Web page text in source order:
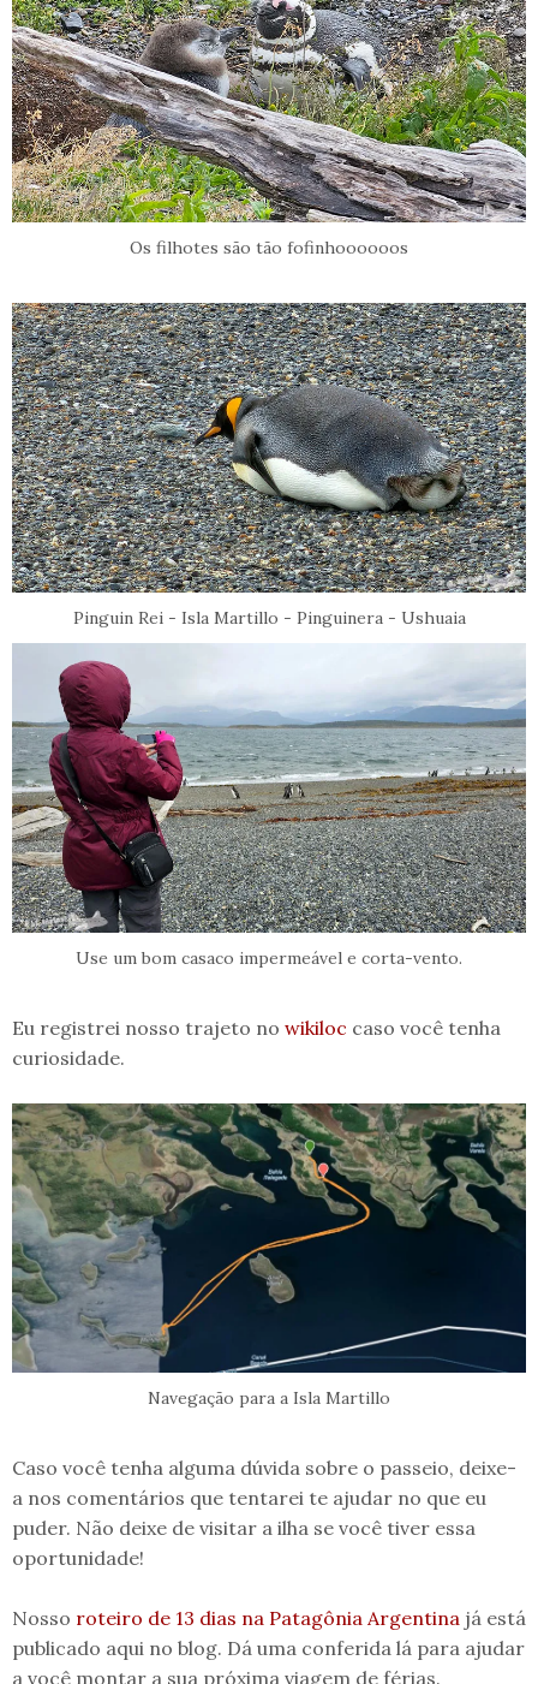
Os filhotes são tão fofinhoooooos
Pinguin Rei - Isla Martillo - Pinguinera - Ushuaia
Use um bom casaco impermeável e corta-vento.
Eu registrei nosso trajeto no wikiloc caso você tenha
curiosidade.
Navegação para a Isla Martillo
Caso você tenha alguma dúvida sobre o passeio, deixe-
a nos comentários que tentarei te ajudar no que eu
puder. Não deixe de visitar a ilha se você tiver essa
oportunidade!
Nosso roteiro de 13 dias na Patagônia Argentina já está
publicado aqui no blog. Dá uma conferida lá para ajudar
a você montar a sua próxima viagem de férias.